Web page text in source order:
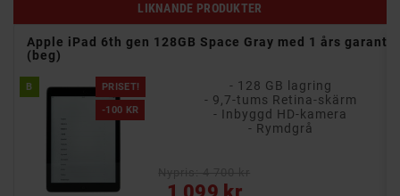
LIKNANDE PRODUKTER
Apple iPad 6th gen 128GB Space Gray med 1 års garanti
(beg)
PRISET!
-100 KR
B
- 128 GB lagring
- 9,7-tums Retina-skärm
- Inbyggd HD-kamera
- Rymdgrå
1 099 kr
Vanligt pris
Pris